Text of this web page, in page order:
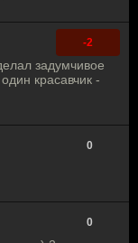
-2
задумчивое
красавчик -
0
0